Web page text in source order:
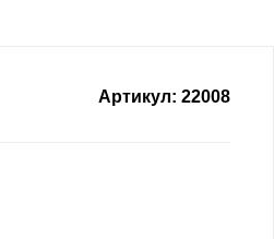
Артикул: 22008